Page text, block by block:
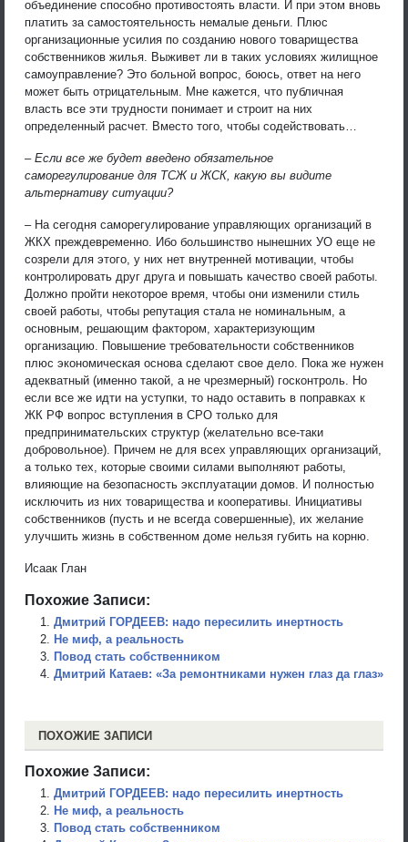
объединение способно противостоять власти. И при этом вновь
платить за самостоятельность немалые деньги. Плюс
организационные усилия по созданию нового товарищества
собственников жилья. Выживет ли в таких условиях жилищное
самоуправление? Это больной вопрос, боюсь, ответ на него
может быть отрицательным. Мне кажется, что публичная
власть все эти трудности понимает и строит на них
определенный расчет. Вместо того, чтобы содействовать…
– Если все же будет введено обязательное
саморегулирование для ТСЖ и ЖСК, какую вы видите
альтернативу ситуации?
– На сегодня саморегулирование управляющих организаций в
ЖКХ преждевременно. Ибо большинство нынешних УО еще не
созрели для этого, у них нет внутренней мотивации, чтобы
контролировать друг друга и повышать качество своей работы.
Должно пройти некоторое время, чтобы они изменили стиль
своей работы, чтобы репутация стала не номинальным, а
основным, решающим фактором, характеризующим
организацию. Повышение требовательности собственников
плюс экономическая основа сделают свое дело. Пока же нужен
адекватный (именно такой, а не чрезмерный) госконтроль. Но
если все же идти на уступки, то надо оставить в поправках к
ЖК РФ вопрос вступления в СРО только для
предпринимательских структур (желательно все-таки
добровольное). Причем не для всех управляющих организаций,
а только тех, которые своими силами выполняют работы,
влияющие на безопасность эксплуатации домов. И полностью
исключить из них товарищества и кооперативы. Инициативы
собственников (пусть и не всегда совершенные), их желание
улучшить жизнь в собственном доме нельзя губить на корню.
Исаак Глан
Похожие Записи:
Дмитрий ГОРДЕЕВ: надо пересилить инертность
Не миф, а реальность
Повод стать собственником
Дмитрий Катаев: «За ремонтниками нужен глаз да глаз»
ПОХОЖИЕ ЗАПИСИ
Похожие Записи:
Дмитрий ГОРДЕЕВ: надо пересилить инертность
Не миф, а реальность
Повод стать собственником